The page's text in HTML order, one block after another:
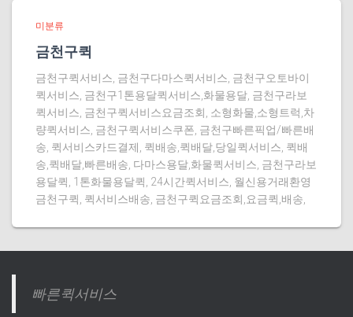
미분류
금천구퀵
금천구퀵서비스, 금천구다마스퀵서비스, 금천구오토바이
퀵서비스, 금천구1톤용달퀵서비스,화물용달, 금천구라보
퀵서비스, 금천구퀵서비스요금조회, 소형화물,소형트럭,차
량퀵서비스, 금천구퀵서비스쿠폰, 금천구빠른픽업/빠른배
송, 퀵서비스카드결제, 퀵배송,퀵배달,당일퀵서비스, 퀵배
송,퀵배달,빠른배송, 다마스용달,화물퀵서비스, 금천구라보
용달퀵, 1톤화물용달퀵, 24시간퀵서비스, 월신용거래환영
금천구퀵, 퀵서비스배송, 금천구퀵요금조회,요금퀵,배송,
빠른퀵서비스